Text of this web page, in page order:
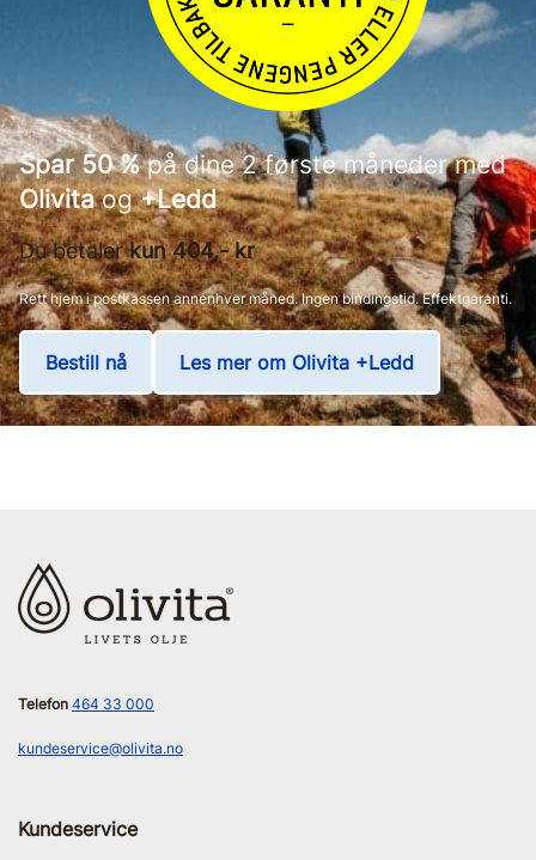
Spar 50 %på dine 2 første måneder med
Olivitaog+Ledd
Du betalerkun 404,- kr
Rett hjem i postkassen annenhver måned. Ingen bindingstid. Effektgaranti.
Bestill nå Les mer om Olivita +Ledd
Telefon 464 33 000
kundeservice@olivita.no
Kundeservice